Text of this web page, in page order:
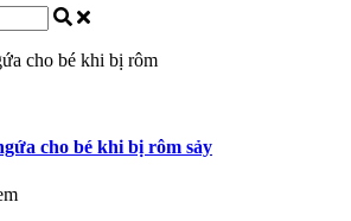
cho bé khi bị rôm
cho bé khi bị rôm sảy